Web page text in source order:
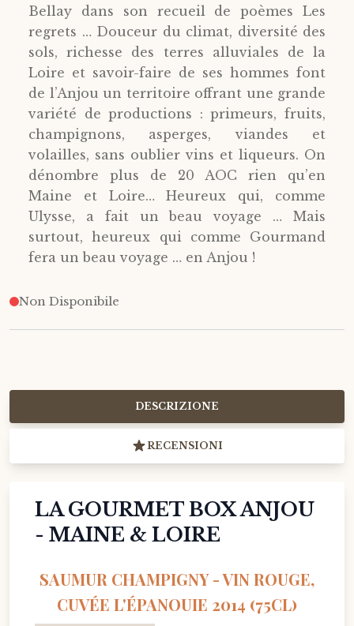
Bellay dans son recueil de poèmes Les
regrets … Douceur du climat, diversité des
sols, richesse des terres alluviales de la
Loire et savoir-faire de ses hommes font
de l’Anjou un territoire offrant une grande
variété de productions : primeurs, fruits,
champignons, asperges, viandes et
volailles, sans oublier vins et liqueurs. On
dénombre plus de 20 AOC rien qu’en
Maine et Loire… Heureux qui, comme
Ulysse, a fait un beau voyage … Mais
surtout, heureux qui comme Gourmand
fera un beau voyage … en Anjou !
Non Disponibile
DESCRIZIONE
RECENSIONI
LA GOURMET BOX ANJOU
- MAINE & LOIRE
SAUMUR CHAMPIGNY - VIN ROUGE,
CUVÉE L'ÉPANOUIE 2014 (75CL)